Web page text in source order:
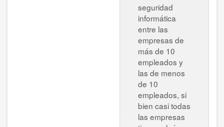
seguridad
informática
entre las
empresas de
más de 10
empleados y
las de menos
de 10
empleados, si
bien casi todas
las empresas